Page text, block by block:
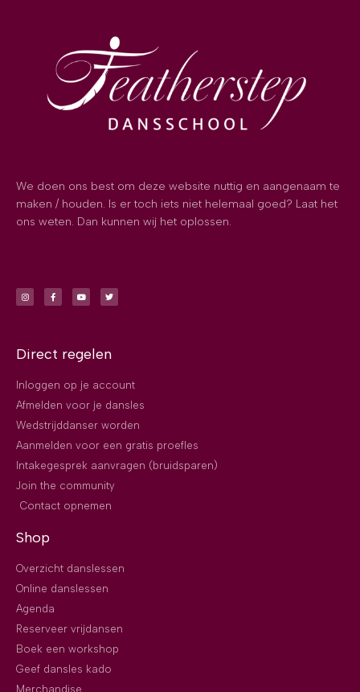
We doen ons best om deze website nuttig en aangenaam te
maken / houden. Is er toch iets niet helemaal goed? Laat het
ons weten. Dan kunnen wij het oplossen.
Direct regelen
Inloggen op je account
Afmelden voor je dansles
Wedstrijddanser worden
Aanmelden voor een gratis proefles
Intakegesprek aanvragen (bruidsparen)
Join the community
Contact opnemen
Shop
Overzicht danslessen
Online danslessen
Agenda
Reserveer vrijdansen
Boek een workshop
Geef dansles kado
Merchandise